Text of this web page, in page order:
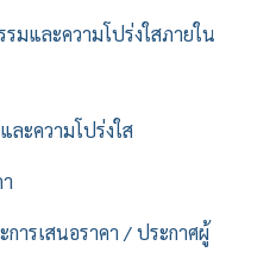
มและความโปร่งใสภายใน
ละความโปร่งใส
ารเสนอราคา / ประกาศผู้